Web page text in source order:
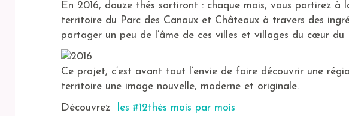
En 2016, douze thés sortiront : chaque mois, vous partirez à
territoire du Parc des Canaux et Châteaux à travers des
partager un peu de l’âme de ces villes et villages du cœur du
Ce projet, c’est avant tout l’envie de faire découvrir une
territoire une image nouvelle, moderne et originale.
Découvrez les #12thés mois par mois